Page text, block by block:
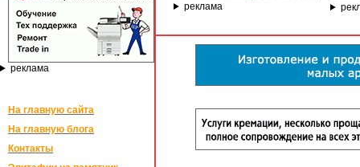
реклама
На главную сайта
На главную блога
Контакты
реклама